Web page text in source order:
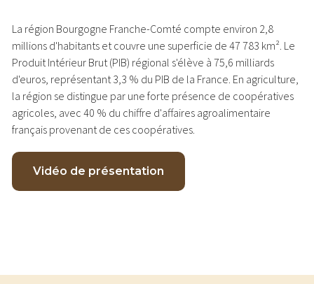
La région Bourgogne Franche-Comté compte environ 2,8
millions d'habitants et couvre une superficie de 47 783 km². Le
Produit Intérieur Brut (PIB) régional s'élève à 75,6 milliards
d'euros, représentant 3,3 % du PIB de la France. En agriculture,
la région se distingue par une forte présence de coopératives
agricoles, avec 40 % du chiffre d'affaires agroalimentaire
français provenant de ces coopératives.
Vidéo de présentation